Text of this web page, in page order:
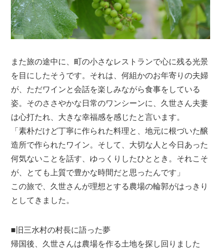
また旅の途中に、町の小さなレストランで心に残る光景
を目にしたそうです。それは、何組かのお年寄りの夫婦
が、ただワインと会話を楽しみながら食事をしている
姿。そのささやかな日常のワンシーンに、久世さん夫妻
は心打たれ、大きな幸福感を感じたと言います。
「素朴だけど丁寧に作られた料理と、地元に根づいた醸
造所で作られたワイン。そして、大切な人と今日あった
何気ないことを話す、ゆっくりしたひととき。それこそ
が、とても上質で豊かな時間だと思ったんです」
この旅で、久世さんが理想とする農場の輪郭がはっきり
としてきました。
■旧三水村の村長に語った夢
帰国後、久世さんは農場を作る土地を探し回りました